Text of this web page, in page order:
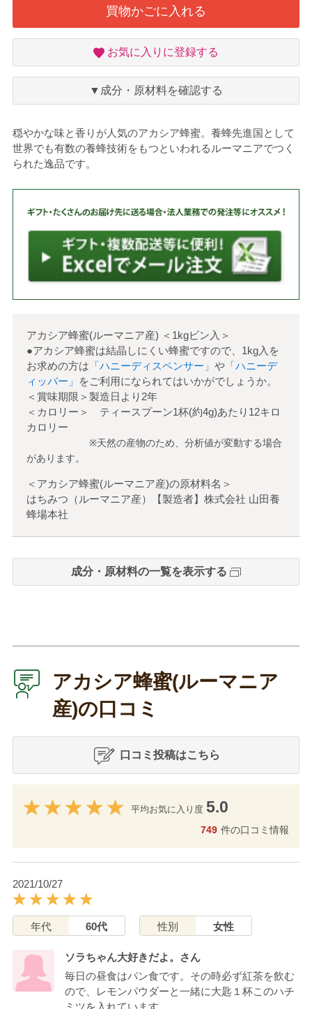
買物かごに入れる
お
入
り
お気に入りに登録する
▼成分・原材料を確認する
穏やかな味と香りが人気のアカシア蜂蜜。養蜂先進国として
世界でも有数の養蜂技術をもつといわれるルーマニアでつく
られた逸品です。
アカシア蜂蜜(ルーマニア産) ＜ 1kgビン入 ＞
●アカシア蜂蜜は結晶しにくい蜂蜜ですので、1kg入を
お求めの方は 「ハニーディスペンサー」 や「ハニーデ
ィッパー」
をご利用になられてはいかがでしょうか。
＜賞味期限＞製造日より2年
＜カロリー＞ ティースプーン1杯(約4g)あたり12キロ
カロリー
※天然の産物のため、分析値が変動する場合
があります。
＜アカシア蜂蜜(ルーマニア産)の原材料名＞
はちみつ（ルーマニア産）【製造者】株式会社 山田養
蜂場本社
成分・原材料の一覧を表示する
アカシア蜂蜜(ルーマニア
産)の口コミ
口コミ投稿はこちら
平均お気に入り度 5.0
749 件の口コミ情報
2021/10/27
年代 60代 性別 女性
ソラちゃん大好きだよ。さん
毎日の昼食はパン食です。その時必ず紅茶を飲む
ので、レモンパウダーと一緒に大匙１杯このハチ
ミツを入れています。